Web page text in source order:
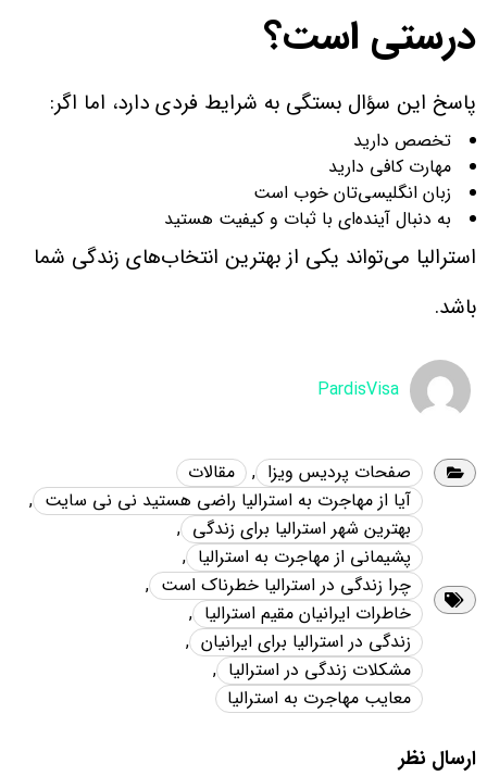
درستی است؟
پاسخ این سؤال بستگی به شرایط فردی دارد، اما اگر:
تخصص دارید
مهارت کافی دارید
زبان انگلیسی‌تان خوب است
به دنبال آینده‌ای با ثبات و کیفیت هستید
استرالیا می‌تواند یکی از بهترین انتخاب‌های زندگی شما
باشد.
PardisVisa
صفحات پردیس ویزا , مقالات
آیا از مهاجرت به استرالیا راضی هستید نی نی سایت ,
بهترین شهر استرالیا برای زندگی ,
پشیمانی از مهاجرت به استرالیا ,
چرا زندگی در استرالیا خطرناک است ,
خاطرات ایرانیان مقیم استرالیا ,
زندگی در استرالیا برای ایرانیان ,
مشکلات زندگی در استرالیا ,
معایب مهاجرت به استرالیا
ارسال نظر